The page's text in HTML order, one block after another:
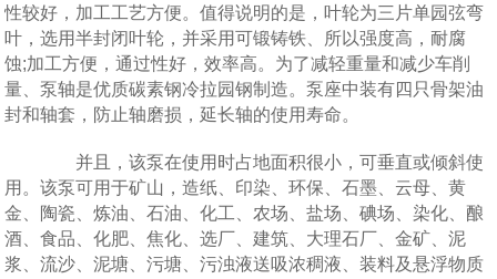
性较好，加工工艺方便。值得说明的是，叶轮为三片单园弦弯
叶，选用半封闭叶轮，并采用可锻铸铁、所以强度高，耐腐
蚀;加工方便，通过性好，效率高。为了减轻重量和减少车削
量、泵轴是优质碳素钢冷拉园钢制造。泵座中装有四只骨架油
封和轴套，防止轴磨损，延长轴的使用寿命。
并且，该泵在使用时占地面积很小，可垂直或倾斜使
用。该泵可用于矿山，造纸、印染、环保、石墨、云母、黄
金、陶瓷、炼油、石油、化工、农场、盐场、碘场、染化、酿
酒、食品、化肥、焦化、选厂、建筑、大理石厂、金矿、泥
浆、流沙、泥塘、污塘、污浊液送吸浓稠液、装料及悬浮物质